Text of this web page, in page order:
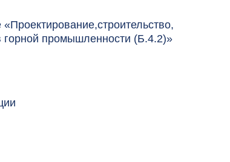
горной промышленности (Б.4.2)»